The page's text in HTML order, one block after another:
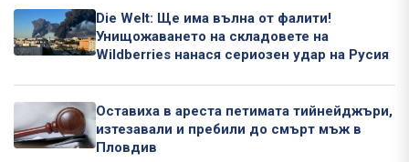
Die Welt: Ще има вълна от фалити!
Унищожаването на складовете на
Wildberries нанася сериозен удар на Русия
Оставиха в ареста петимата тийнейджъри,
изтезавали и пребили до смърт мъж в
Пловдив